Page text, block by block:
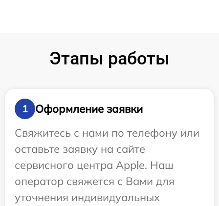
Этапы работы
1
Оформление заявки
Свяжитесь с нами по телефону или
оставьте заявку на сайте
сервисного центра Apple. Наш
оператор свяжется с Вами для
уточнения индивидуальных